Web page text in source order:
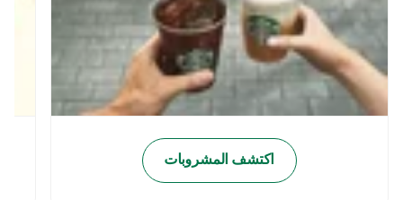
اكتشف المشروبات